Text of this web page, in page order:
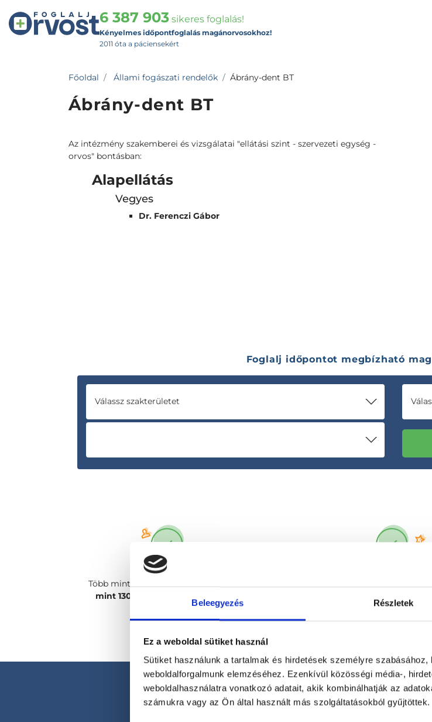
Beleegyezés Részletek
Ez a weboldal sütiket használ
Sütiket használunk a tartalmak és hirdetések személyre
weboldalforgalmunk elemzéséhez. Ezenkívül közösségi média-,
weboldalhasználatra vonatkozó adatait, akik kombinálhatják az
számukra vagy az Ön által használt más szolgáltatásokból gyűjtöttek.
6 387 903 sikeres foglalás!
Kényelmes időpontfoglalás magánorvosokhoz!
2011 óta a páciensekért
Főoldal Állami fogászati rendelők Ábrány-dent BT
Ábrány-dent BT
Az intézmény szakemberei és vizsgálatai "ellátási szint - szervezeti egység -
orvos" bontásban:
Alapellátás
Vegyes
Dr. Ferenczi Gábor
Foglalj időpontot megbízható
Válassz szakterületet
Több mint
mint 130 szakterületen